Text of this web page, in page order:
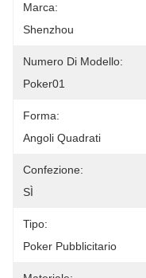
Marca:
Shenzhou
Numero Di Modello:
Poker01
Forma:
Angoli Quadrati
Confezione:
SÌ
Tipo:
Poker Pubblicitario